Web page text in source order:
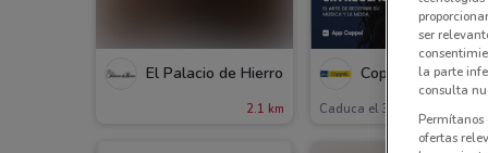
El Palacio de Hierro
2.1 km
Coppel
Caduca el 31/08
ser
la parte
consulta
Permítanos
ofertas